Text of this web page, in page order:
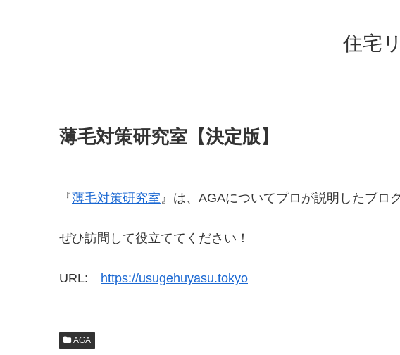
住宅
薄毛対策研究室【決定版】
『薄毛対策研究室 』は、AGAについてプロが説明したブロ
ぜひ訪問して役立ててください！
URL: https://usugehuyasu.tokyo
AGA